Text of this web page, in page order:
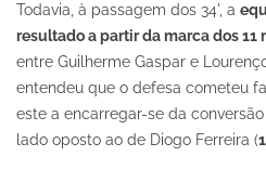
Todavia, à passagem dos 34', a
resultado a partir da marca dos 11
entre Guilherme Gaspar e
entendeu que o defesa cometeu
este a encarregar-se da
lado oposto ao de Diogo Ferreira (